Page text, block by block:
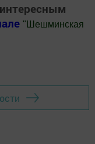
" Шешминская